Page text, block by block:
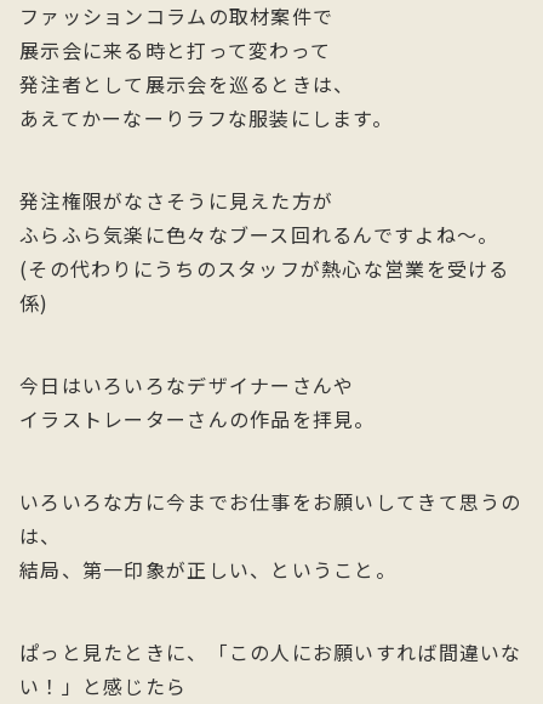
ファッションコラムの取材案件で
展示会に来る時と打って変わって
発注者として展示会を巡るときは、
あえてかーなーりラフな服装にします。
発注権限がなさそうに見えた方が
ふらふら気楽に色々なブース回れるんですよね〜。
(その代わりにうちのスタッフが熱心な営業を受ける
係)
今日はいろいろなデザイナーさんや
イラストレーターさんの作品を拝見。
いろいろな方に今までお仕事をお願いしてきて思うの
は、
結局、第一印象が正しい、ということ。
ぱっと見たときに、「この人にお願いすれば間違いな
い！」と感じたら